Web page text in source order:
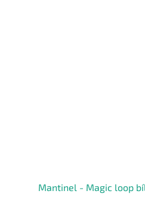
Mantinel - Magic loop